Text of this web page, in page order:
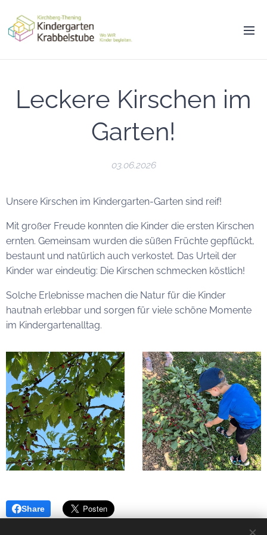
Leckere Kirschen im
Garten!
03.06.2026
Unsere Kirschen im Kindergarten-Garten sind reif! 🍒
Mit großer Freude konnten die Kinder die ersten Kirschen
ernten. Gemeinsam wurden die süßen Früchte gepflückt,
bestaunt und natürlich auch verkostet. Das Urteil der
Kinder war eindeutig: Die Kirschen schmecken köstlich!
Solche Erlebnisse machen die Natur für die Kinder
hautnah erlebbar und sorgen für viele schöne Momente
im Kindergartenalltag.
Share